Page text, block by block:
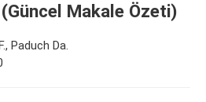
Makale Özeti)
Paduch Da.